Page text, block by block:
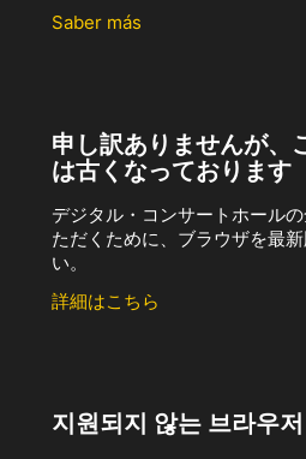
Saber más
申し訳ありませんが、
は古くなっております
デジタル・コンサートホール
ただくために、ブラウザを最
い。
詳細はこちら
지원되지 않는 브라우